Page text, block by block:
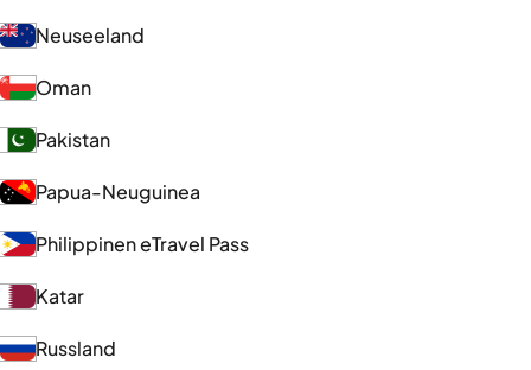
Neuseeland
Oman
Pakistan
Papua-Neuguinea
Philippinen eTravel Pass
Katar
Russland